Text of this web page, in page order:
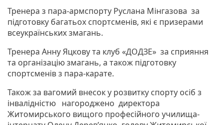
Тренера з пара-армспорту Руслана Мінгазова за
підготовку багатьох спортсменів, які є призерами
всеукраїнських змагань.
Тренера Анну Яцкову та клуб «ДОДЗЕ» за сприяння
та організацію змагань, а також підготовку
спортсменів з пара-карате.
Також за вагомий внесок у розвитку спорту осіб з
інвалідністю нагороджено директора
Житомирського вищого професійного училища-